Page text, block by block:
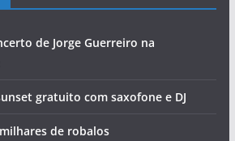
de Jorge Guerreiro na
gratuito com saxofone e DJ
de robalos